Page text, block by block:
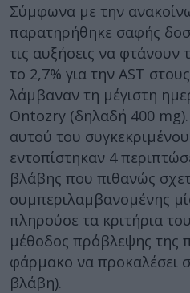
Σύμφωνα με την
παρατηρήθηκε σαφής
τις αυξήσεις να φτάνουν
το 2,7% για την AST
λάμβαναν τη μέγιστη
Ontozry (δηλαδή 400
αυτού του
εντοπίστηκαν 4
βλάβης που πιθανώς
συμπεριλαμβανομένης
πληρούσε τα κριτήρια
μέθοδος πρόβλεψης της
φάρμακο να προκαλέσει
βλάβη).